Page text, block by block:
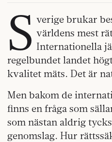
S verige brukar
världens mest
Internationella
regelbundet landet
kvalitet mäts. Det är
Men bakom de
finns en fråga som
som nästan aldrig
genomslag. Hur